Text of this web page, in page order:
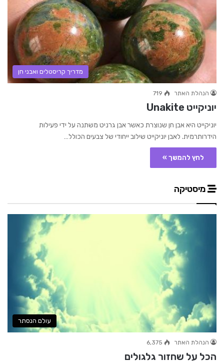
מדריך קריסטלים ואבני חן
הנהלת האתר 719
יוניקייט Unakite
יוניקייט היא אבן חן שנוצרת כאשר אבן גרניט משתנה על ידי פעילות
הידרותרמית. לאבן יוניקייט שילוב ייחודי של צבעים הכולל…
לחץ להמשך »
מיסטיקה
עולם הנסתר
הנהלת האתר 6,375
הכל על שחזור גלגולים